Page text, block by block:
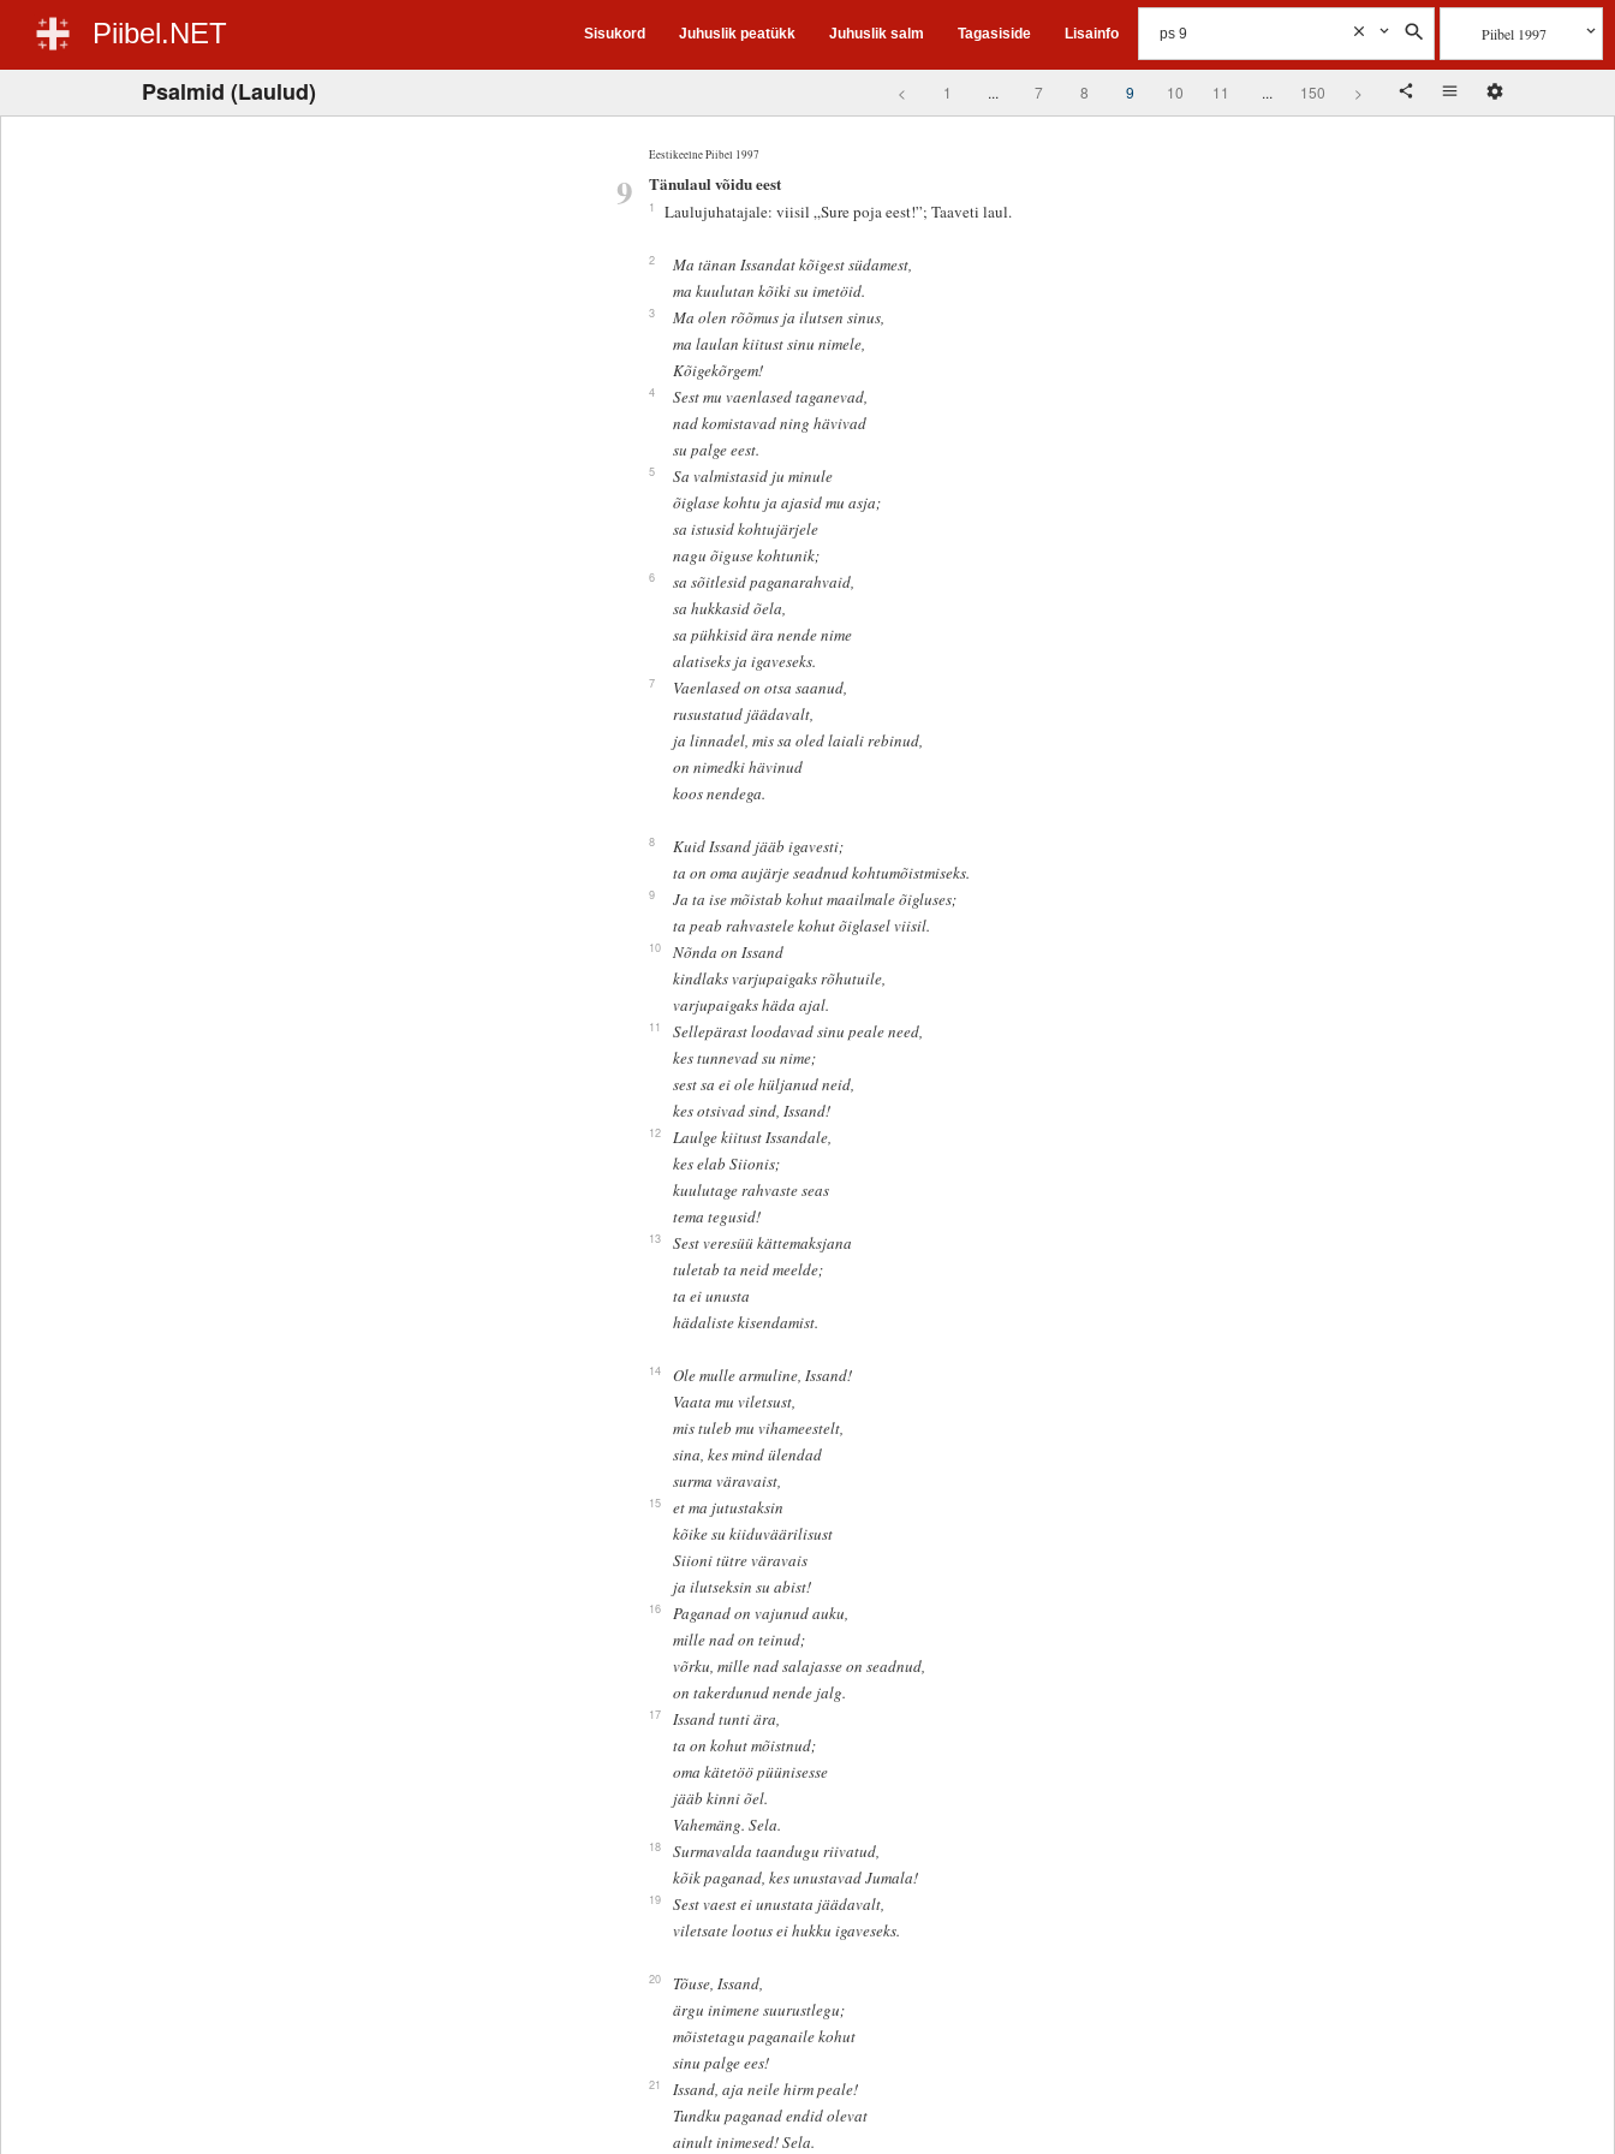
Piibel.NET Sisukord Juhuslik peatükk Juhuslik salm Tagasiside Lisainfo Piibel 1997
Psalmid (Laulud) < 1 ... 7 8 9 10 11 ... 150 >
Eestikeelne Piibel 1997
9 Tänulaul võidu eest
1 Laulujuhatajale: viisil „Sure poja eest!”; Taaveti laul.
2
Ma tänan Issandat kõigest südamest,
ma kuulutan kõiki su imetöid.
3
Ma olen rõõmus ja ilutsen sinus,
ma laulan kiitust sinu nimele,
Kõigekõrgem!
4
Sest mu vaenlased taganevad,
nad komistavad ning hävivad
su palge eest.
5
Sa valmistasid ju minule
õiglase kohtu ja ajasid mu asja;
sa istusid kohtujärjele
nagu õiguse kohtunik;
6
sa sõitlesid paganarahvaid,
sa hukkasid õela,
sa pühkisid ära nende nime
alatiseks ja igaveseks.
7
Vaenlased on otsa saanud,
rusustatud jäädavalt,
ja linnadel, mis sa oled laiali rebinud,
on nimedki hävinud
koos nendega.
8
Kuid Issand jääb igavesti;
ta on oma aujärje seadnud kohtumõistmiseks.
9
Ja ta ise mõistab kohut maailmale õigluses;
ta peab rahvastele kohut õiglasel viisil.
10
Nõnda on Issand
kindlaks varjupaigaks rõhutuile,
varjupaigaks häda ajal.
11
Sellepärast loodavad sinu peale need,
kes tunnevad su nime;
sest sa ei ole hüljanud neid,
kes otsivad sind, Issand!
12
Laulge kiitust Issandale,
kes elab Siionis;
kuulutage rahvaste seas
tema tegusid!
13
Sest veresüü kättemaksjana
tuletab ta neid meelde;
ta ei unusta
hädaliste kisendamist.
14
Ole mulle armuline, Issand!
Vaata mu viletsust,
mis tuleb mu vihameestelt,
sina, kes mind ülendad
surma väravaist,
15
et ma jutustaksin
kõike su kiiduväärilisust
Siioni tütre väravais
ja ilutseksin su abist!
16
Paganad on vajunud auku,
mille nad on teinud;
võrku, mille nad salajasse on seadnud,
on takerdunud nende jalg.
17
Issand tunti ära,
ta on kohut mõistnud;
oma kätetöö püünisesse
jääb kinni õel.
Vahemäng. Sela.
18
Surmavalda taandugu riivatud,
kõik paganad, kes unustavad Jumala!
19
Sest vaest ei unustata jäädavalt,
viletsate lootus ei hukku igaveseks.
20
Tõuse, Issand,
ärgu inimene suurustlegu;
mõistetagu paganaile kohut
sinu palge ees!
21
Issand, aja neile hirm peale!
Tundku paganad endid olevat
ainult inimesed! Sela.